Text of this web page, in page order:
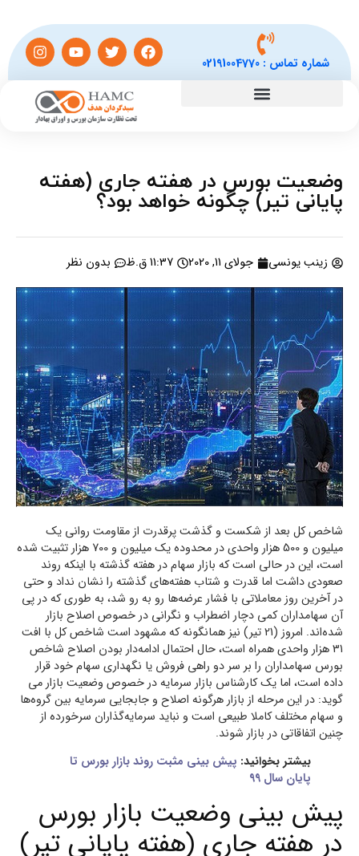
شماره تماس :02191004770
وضعیت بورس در هفته جاری (هفته
پایانی تیر) چگونه خواهد بود؟
زینب یونسی جولای 11, 2020 11:37 ق.ظ بدون نظر
شاخص کل بعد از شکست و گذشت پرقدرت از مقاومت روانی یک
میلیون و 500 هزار واحدی در محدوده یک میلیون و 700 هزار تثبیت شده
است، این در حالی است که بازار سهام در هفته گذشته با اینکه روند
صعودی داشت اما قدرت و شتاب هفته‌های گذشته را نشان نداد و حتی
در آخرین روز معاملاتی با فشار عرضه‌ها رو به رو شد، به طوری که در پی
آن سهامداران کمی دچار اضطراب و نگرانی در خصوص اصلاح بازار
شده‌اند. امروز (21 تیر) نیز همانگونه که مشهود است شاخص کل با افت
31 هزار واحدی همراه است، حال احتمال ادامه‌دار بودن اصلاح شاخص
بورس سهامداران را بر سر دو راهی فروش یا نگهداری سهام خود قرار
داده است، اما یک کارشناس بازار سرمایه در خصوص وضعیت بازار می
گوید: در این مرحله از بازار هرگونه اصلاح و جابجایی سرمایه بین گروه‌ها
و سهام مختلف کاملا طبیعی است و نباید سرمایه‌گذاران سرخورده از
چنین اتفاقاتی در بازار شوند.
بیشتر بخوانید: پیش بینی مثبت روند بازار بورس تا
پایان سال ۹۹
پیش بینی وضعیت بازار بورس
در هفته جاری (هفته پایانی تیر)